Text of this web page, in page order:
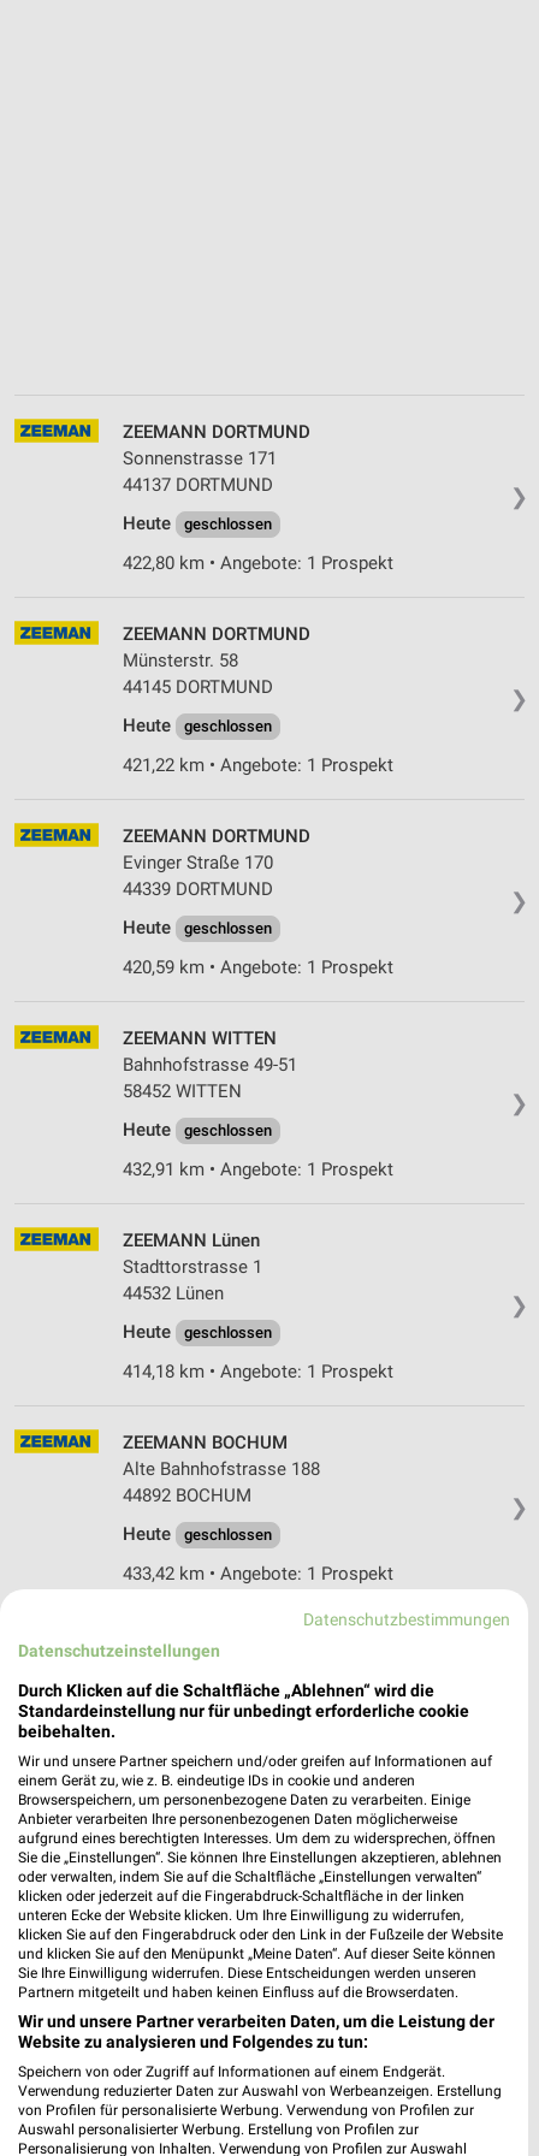
❯
ZEEMANN DORTMUND
Sonnenstrasse 171
44137 DORTMUND
Heute
geschlossen
422,80 km • Angebote: 1 Prospekt
❯
ZEEMANN DORTMUND
Münsterstr. 58
44145 DORTMUND
Heute
geschlossen
421,22 km • Angebote: 1 Prospekt
❯
ZEEMANN DORTMUND
Evinger Straße 170
44339 DORTMUND
Heute
geschlossen
420,59 km • Angebote: 1 Prospekt
❯
ZEEMANN WITTEN
Bahnhofstrasse 49-51
58452 WITTEN
Heute
geschlossen
432,91 km • Angebote: 1 Prospekt
❯
ZEEMANN Lünen
Stadttorstrasse 1
44532 Lünen
Heute
geschlossen
414,18 km • Angebote: 1 Prospekt
❯
ZEEMANN BOCHUM
Alte Bahnhofstrasse 188
44892 BOCHUM
Heute
geschlossen
433,42 km • Angebote: 1 Prospekt
ZEEMANN Schwelm
58332 Schwelm
441,13 km • Angebote: 1 Prospekt
ZEEMANN CASTROP RAUXEL
Im Ort 2
44575 CASTROP RAUXEL
Heute geschlossen
430,59 km • Angebote: 1 Prospekt
ZEEMANN CASTROP RAUXEL
Ickerner Strasse 53
44581 CASTROP RAUXEL
Heute geschlossen
Datenschutzbestimmungen
Datenschutzeinstellungen
Durch Klicken auf die Schaltfläche „Ablehnen“ wird die
Standardeinstellung nur für unbedingt erforderliche cookie
beibehalten.
Wir und unsere Partner speichern und/oder greifen auf Informationen auf
einem Gerät zu, wie z. B. eindeutige IDs in cookie und anderen
Browserspeichern, um personenbezogene Daten zu verarbeiten. Einige
Anbieter verarbeiten Ihre personenbezogenen Daten möglicherweise
aufgrund eines berechtigten Interesses. Um dem zu widersprechen, öffnen
Sie die „Einstellungen“. Sie können Ihre Einstellungen akzeptieren, ablehnen
oder verwalten, indem Sie auf die Schaltfläche „Einstellungen verwalten“
klicken oder jederzeit auf die Fingerabdruck-Schaltfläche in der linken
unteren Ecke der Website klicken. Um Ihre Einwilligung zu widerrufen,
klicken Sie auf den Fingerabdruck oder den Link in der Fußzeile der Website
und klicken Sie auf den Menüpunkt „Meine Daten“. Auf dieser Seite können
Sie Ihre Einwilligung widerrufen. Diese Entscheidungen werden unseren
Partnern mitgeteilt und haben keinen Einfluss auf die Browserdaten.
Wir und unsere Partner verarbeiten Daten, um die Leistung der
Website zu analysieren und Folgendes zu tun:
Speichern von oder Zugriff auf Informationen auf einem Endgerät.
Verwendung reduzierter Daten zur Auswahl von Werbeanzeigen. Erstellung
von Profilen für personalisierte Werbung. Verwendung von Profilen zur
Auswahl personalisierter Werbung. Erstellung von Profilen zur
Personalisierung von Inhalten. Verwendung von Profilen zur Auswahl